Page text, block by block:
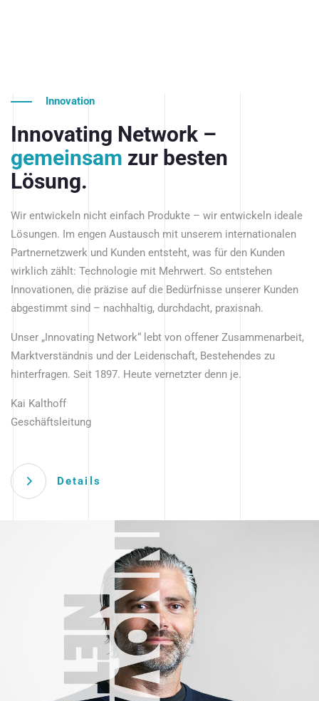
Innovation
Innovating Network –
gemeinsam zur besten
Lösung.
Wir entwickeln nicht einfach Produkte – wir entwickeln ideale
Lösungen. Im engen Austausch mit unserem internationalen
Partnernetzwerk und Kunden entsteht, was für den Kunden
wirklich zählt: Technologie mit Mehrwert. So entstehen
Innovationen, die präzise auf die Bedürfnisse unserer Kunden
abgestimmt sind – nachhaltig, durchdacht, praxisnah.
Unser „Innovating Network“ lebt von offener Zusammenarbeit,
Marktverständnis und der Leidenschaft, Bestehendes zu
hinterfragen. Seit 1897. Heute vernetzter denn je.
Kai Kalthoff
Geschäftsleitung
Details